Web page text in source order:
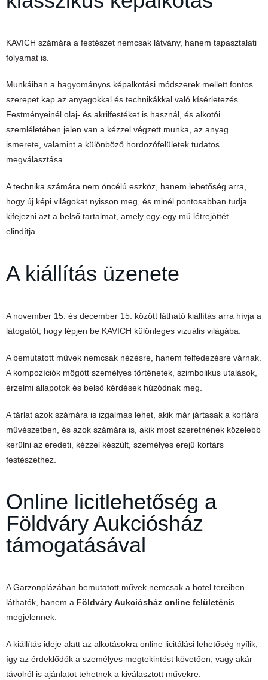
KAVICH számára a festészet nemcsak látvány, hanem tapasztalati
folyamat is.
Munkáiban a hagyományos képalkotási módszerek mellett fontos
szerepet kap az anyagokkal és technikákkal való kísérletezés.
Festményeinél olaj- és akrilfestéket is használ, és alkotói
szemléletében jelen van a kézzel végzett munka, az anyag
ismerete, valamint a különböző hordozófelületek tudatos
megválasztása.
A technika számára nem öncélú eszköz, hanem lehetőség arra,
hogy új képi világokat nyisson meg, és minél pontosabban tudja
kifejezni azt a belső tartalmat, amely egy-egy mű létrejöttét
elindítja.
A kiállítás üzenete
A november 15. és december 15. között látható kiállítás arra hívja a
látogatót, hogy lépjen be KAVICH különleges vizuális világába.
A bemutatott művek nemcsak nézésre, hanem felfedezésre várnak.
A kompozíciók mögött személyes történetek, szimbolikus utalások,
érzelmi állapotok és belső kérdések húzódnak meg.
A tárlat azok számára is izgalmas lehet, akik már jártasak a kortárs
művészetben, és azok számára is, akik most szeretnének közelebb
kerülni az eredeti, kézzel készült, személyes erejű kortárs
festészethez.
Online licitlehetőség a
Földváry Aukciósház
támogatásával
A Garzonplázában bemutatott művek nemcsak a hotel tereiben
láthatók, hanem a Földváry Aukciósház online felületénis
megjelennek.
A kiállítás ideje alatt az alkotásokra online licitálási lehetőség nyílik,
így az érdeklődők a személyes megtekintést követően, vagy akár
távolról is ajánlatot tehetnek a kiválasztott művekre.